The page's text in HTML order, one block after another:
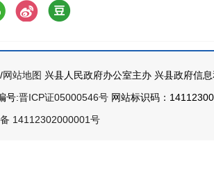
/网站地图 兴县人民政府办公室主办 兴县政府信
号:晋ICP证05000546号 网站标识码：
14112302000001号